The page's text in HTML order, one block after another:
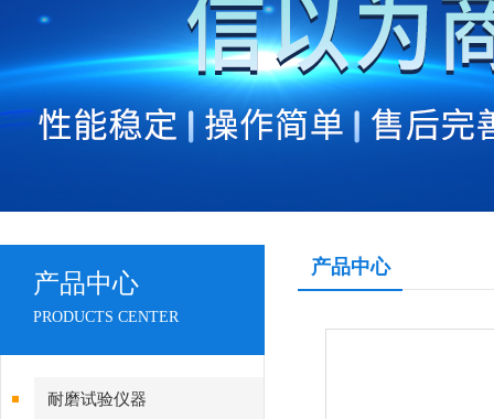
产品中心
PRODUCTS CENTER
耐磨试验仪器
产品中心